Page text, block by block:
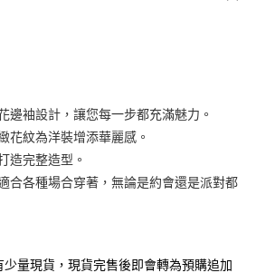
邊袖設計，讓您每一步都充滿魅力。
花紋為洋裝增添華麗感。
造完整造型。
合各種場合穿著，無論是約會還是派對都
量現貨，現貨完售後即會轉為預購追加